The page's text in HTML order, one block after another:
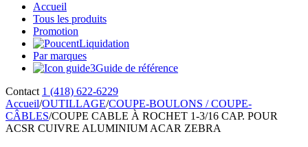
Accueil
Tous les produits
Promotion
Liquidation
Par marques
Guide de référence
Contact 1 (418) 622-6229
Accueil/OUTILLAGE/COUPE-BOULONS / COUPE-
CÂBLES/COUPE CABLE À ROCHET 1-3/16 CAP. POUR
ACSR CUIVRE ALUMINIUM ACAR ZEBRA